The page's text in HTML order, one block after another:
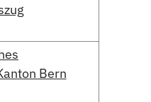
Bern